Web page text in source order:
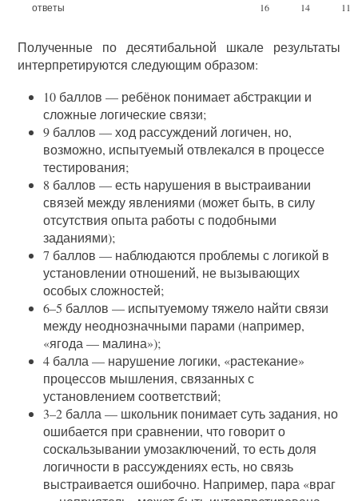
ответы
16
14
11
Полученные по десятибальной шкале результаты
интерпретируются следующим образом:
10 баллов — ребёнок понимает абстракции и
сложные логические связи;
9 баллов — ход рассуждений логичен, но,
возможно, испытуемый отвлекался в процессе
тестирования;
8 баллов — есть нарушения в выстраивании
связей между явлениями (может быть, в силу
отсутствия опыта работы с подобными
заданиями);
7 баллов — наблюдаются проблемы с логикой в
установлении отношений, не вызывающих
особых сложностей;
6–5 баллов — испытуемому тяжело найти связи
между неоднозначными парами (например,
«ягода — малина»);
4 балла — нарушение логики, «растекание»
процессов мышления, связанных с
установлением соответствий;
3–2 балла — школьник понимает суть задания, но
ошибается при сравнении, что говорит о
соскальзывании умозаключений, то есть доля
логичности в рассуждениях есть, но связь
выстраивается ошибочно. Например, пара «враг